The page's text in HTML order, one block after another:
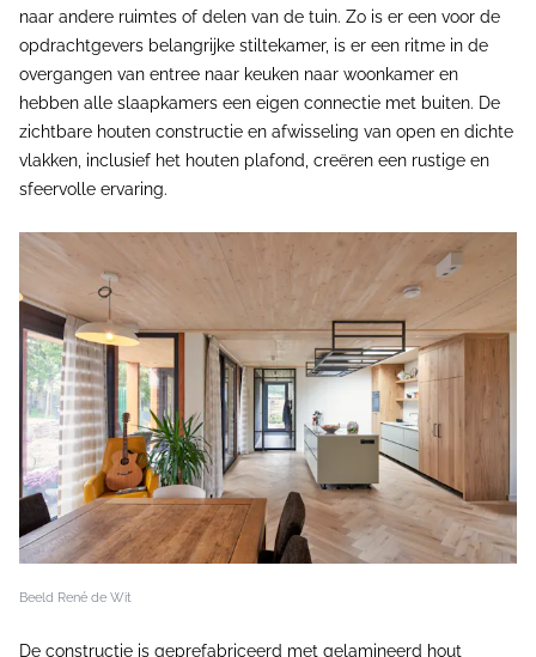
naar andere ruimtes of delen van de tuin. Zo is er een voor de
opdrachtgevers belangrijke stiltekamer, is er een ritme in de
overgangen van entree naar keuken naar woonkamer en
hebben alle slaapkamers een eigen connectie met buiten. De
zichtbare houten constructie en afwisseling van open en dichte
vlakken, inclusief het houten plafond, creëren een rustige en
sfeervolle ervaring.
Beeld René de Wit
De constructie is geprefabriceerd met gelamineerd hout